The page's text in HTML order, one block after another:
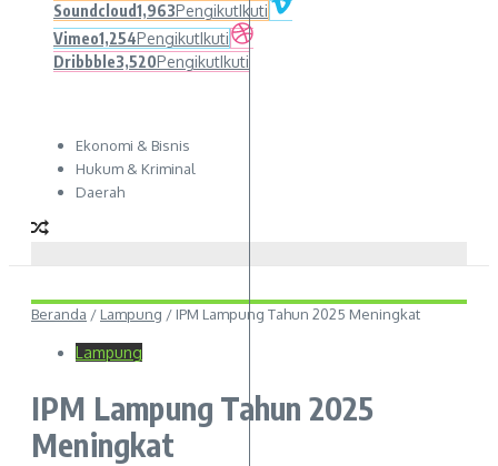
Soundcloud1,963PengikutIkuti
Vimeo1,254PengikutIkuti
Dribbble3,520PengikutIkuti
Ekonomi & Bisnis
Hukum & Kriminal
Daerah
Beranda / Lampung / IPM Lampung Tahun 2025 Meningkat
Lampung
IPM Lampung Tahun 2025
Meningkat